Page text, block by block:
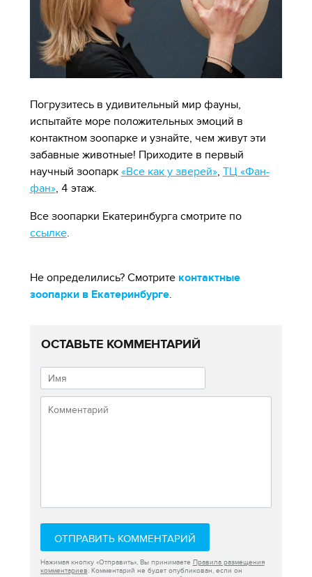
Погрузитесь в удивительный мир фауны,
испытайте море положительных эмоций в
контактном зоопарке и узнайте, чем живут эти
забавные животные! Приходите в первый
научный зоопарк «Все как у зверей», ТЦ «Фан-
фан», 4 этаж.
Все зоопарки Екатеринбурга смотрите по
ссылке.
Не определились? Смотрите контактные
зоопарки в Екатеринбурге.
ОСТАВЬТЕ КОММЕНТАРИЙ
ОТПРАВИТЬ КОММЕНТАРИЙ
Нажимая кнопку «Отправить», Вы принимаете Правила размещения
комментариев. Комментарий не будет опубликован, если он